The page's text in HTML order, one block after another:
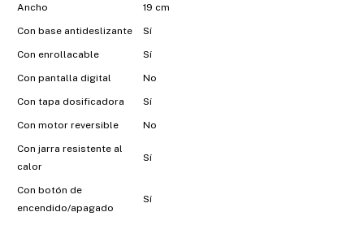
Ancho 19 cm
Con base antideslizante Sí
Con enrollacable Sí
Con pantalla digital No
Con tapa dosificadora Sí
Con motor reversible No
Con jarra resistente al
calor
Sí
Con botón de
encendido/apagado
Sí